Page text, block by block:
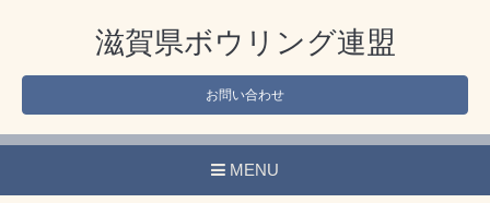
滋賀県ボウリング連盟
お問い合わせ
MENU